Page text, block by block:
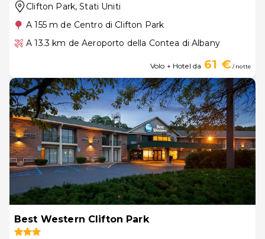
Clifton Park, Stati Uniti
A 155 m de Centro di Clifton Park
A 13.3 km de Aeroporto della Contea di Albany
Volo + Hotel da 61 €/ notte
Best Western Clifton Park